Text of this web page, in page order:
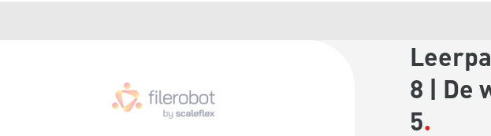
8 | De
5